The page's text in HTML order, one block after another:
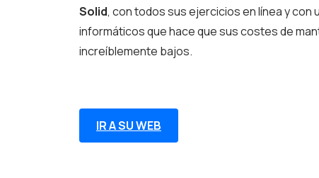
Solid, con todos sus ejercicios en línea y con
informáticos que hace que sus costes de
increíblemente bajos.
IR A SU WEB